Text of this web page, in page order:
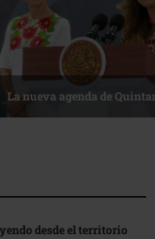
Reconocimiento de viajeros
desde el territorio